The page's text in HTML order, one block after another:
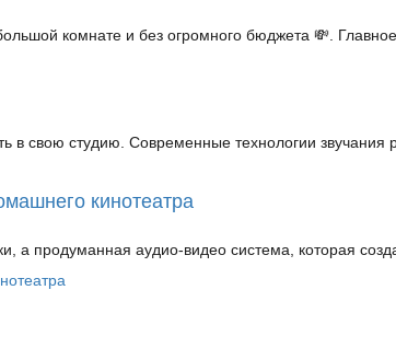
комнате и без огромного бюджета 💸.
в свою студию. Современные технологии звучания
кинотеатра
а продуманная аудио-видео система, которая